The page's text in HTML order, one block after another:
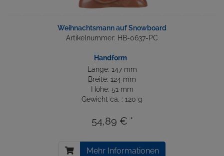
Weihnachtsmann auf Snowboard
Artikelnummer: HB-0637-PC
Handform
Länge: 147 mm
Breite: 124 mm
Höhe: 51 mm
Gewicht ca. : 120 g
54,89 € *
Mehr Informationen